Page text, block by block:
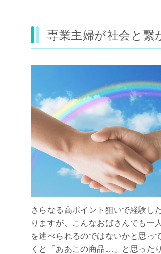
専業主婦が社会と繋
さらなる高ポイント狙いで経験し
りますが、こんなおばさんでも一
を述べられるのではないかと思っ
くと「ああこの商品…」と思った